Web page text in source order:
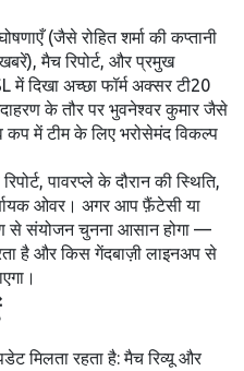
(जैसे रोहित शर्मा की कप्तानी
मैच रिपोर्ट, और प्रमुख
में दिखा अच्छा फॉर्म अक्सर टी20
के तौर पर भुवनेश्वर कुमार जैसे
कप में टीम के लिए भरोसेमंद विकल्प
पावरप्ले के दौरान की स्थिति,
ओवर। अगर आप फ़ैंटेसी या
से संयोजन चुनना आसान होगा —
है और किस गेंदबाज़ी लाइनअप से
मिलता रहता है: मैच रिव्यू और